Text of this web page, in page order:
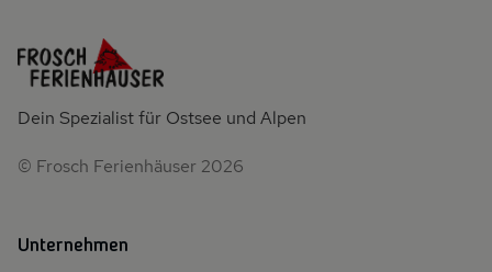
Dein Spezialist für Ostsee und Alpen
© Frosch Ferienhäuser 2026
Unternehmen